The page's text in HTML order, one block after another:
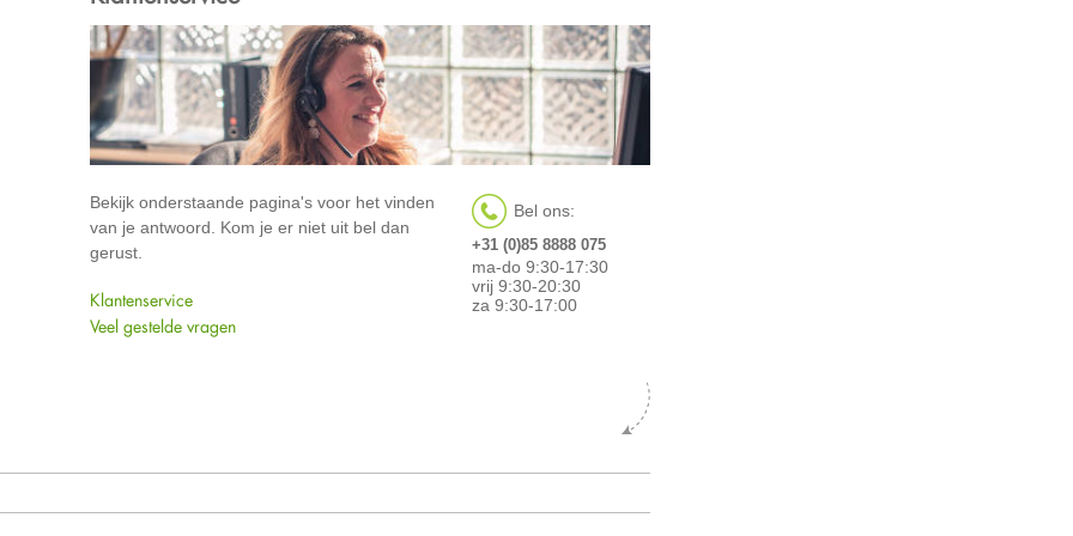
Bekijk onderstaande pagina's voor het vinden
van je antwoord. Kom je er niet uit bel dan
gerust.
Klantenservice
Veel gestelde vragen
Bel ons:
+31 (0)85 8888 075
ma-do 9:30-17:30
vrij 9:30-20:30
za 9:30-17:00